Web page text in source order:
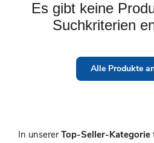
Es gibt keine
Suchkriterien
Alle Produkte
In unsererTop-Seller-Kategorie